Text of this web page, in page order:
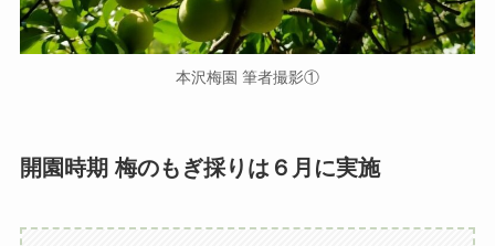
本沢梅園 筆者撮影①
開園時期 梅のもぎ採りは６月に実施